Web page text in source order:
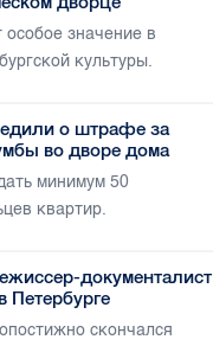
значение в
культуры.
о штрафе за
во дворе дома
минимум 50
квартир.
документалист
Петербурге
скончался